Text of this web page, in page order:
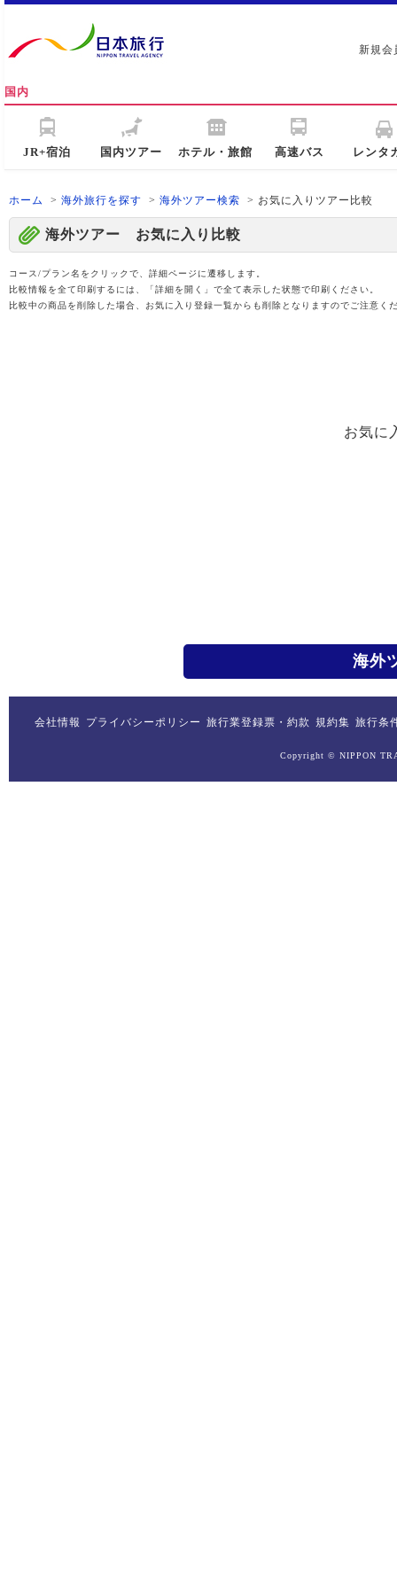
新規会
国内
JR+宿泊 国内ツアー ホテル・旅館 高速バス レンタ
ホーム > 海外旅行を探す > 海外ツアー検索 > お気に入りツアー比較
海外ツアー お気に入り比較
コース/プラン名をクリックで、詳細ページに遷移します。
比較情報を全て印刷するには、「詳細を開く」で全て表示した状態で印刷ください。
比較中の商品を削除した場合、お気に入り登録一覧からも削除となりますのでご注意く
お気に
海外
会社情報 プライバシーポリシー 旅行業登録票・約款 規約集 旅行条
Copyright © NIPPON